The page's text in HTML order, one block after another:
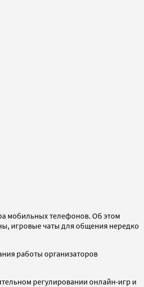
мобильных телефонов. Об этом
игровые чаты для общения нередко
работы организаторов
регулировании онлайн-игр и